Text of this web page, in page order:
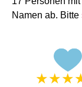
Namen ab. Bitte
★★★